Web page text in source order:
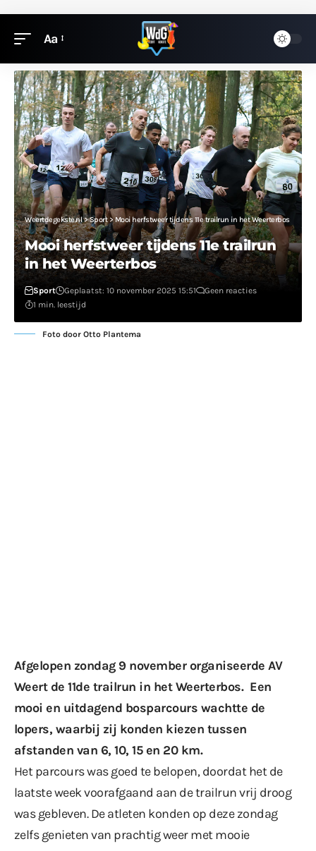
Aa
Weertdegekste.nl>Sport>Mooi herfstweer tijdens 11e trailrun in het Weerterbos
Mooi herfstweer tijdens 11e trailrun
in het Weerterbos
Sport Geplaatst: 10 november 2025 15:51
Geen reacties
1 min. leestijd
Foto door Otto Plantema
Afgelopen zondag 9 novemberorganiseerde AV
Weert de 11de trailrun in het Weerterbos. Een
mooi en uitdagend bosparcours wachtte de
lopers, waarbij zij konden kiezen tussen
afstanden van 6, 10, 15 en 20 km.
Het parcours was goed te belopen, doordat het de
laatste week voorafgaand aan de trailrun vrij droog
was gebleven. De atleten konden op deze zondag
zelfs genieten van prachtig weer met mooie